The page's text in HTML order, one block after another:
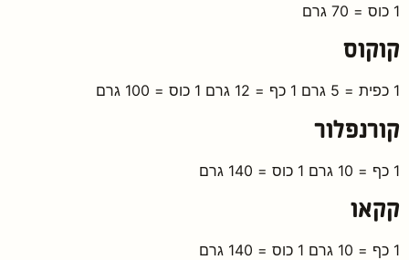
1 כוס = 70 גרם
קוקוס
1 כפית = 5 גרם 1 כף = 12 גרם 1 כוס = 100 גרם
קורנפלור
1 כף = 10 גרם 1 כוס = 140 גרם
קקאו
1 כף = 10 גרם 1 כוס = 140 גרם